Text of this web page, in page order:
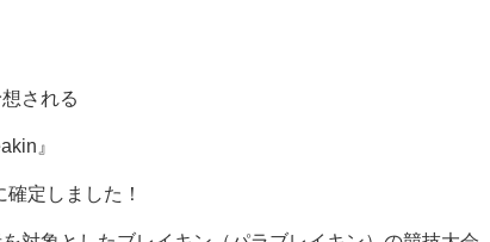
される
』
定しました！